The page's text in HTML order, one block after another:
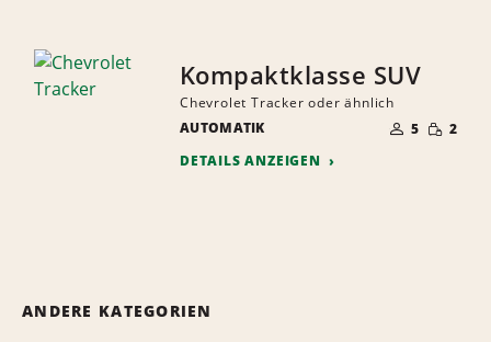
Kompaktklasse SUV
Chevrolet Tracker oder ähnlich
AUTOMATIK
DER
MITFAHRER
5 GERINGE
MENGE
2
DETAILS ANZEIGEN
ANDERE KATEGORIEN